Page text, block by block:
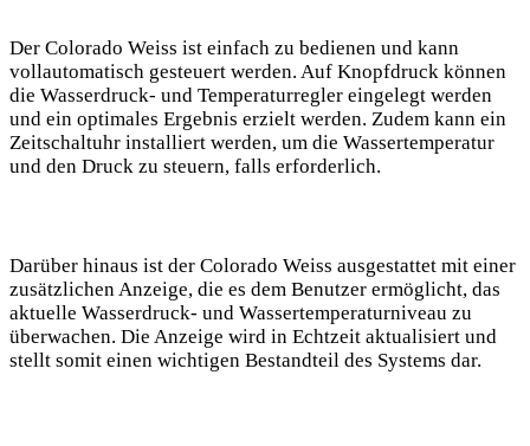
Der Colorado Weiss ist einfach zu bedienen und kann
vollautomatisch gesteuert werden. Auf Knopfdruck können
die Wasserdruck- und Temperaturregler eingelegt werden
und ein optimales Ergebnis erzielt werden. Zudem kann ein
Zeitschaltuhr installiert werden, um die Wassertemperatur
und den Druck zu steuern, falls erforderlich.
Darüber hinaus ist der Colorado Weiss ausgestattet mit einer
zusätzlichen Anzeige, die es dem Benutzer ermöglicht, das
aktuelle Wasserdruck- und Wassertemperaturniveau zu
überwachen. Die Anzeige wird in Echtzeit aktualisiert und
stellt somit einen wichtigen Bestandteil des Systems dar.